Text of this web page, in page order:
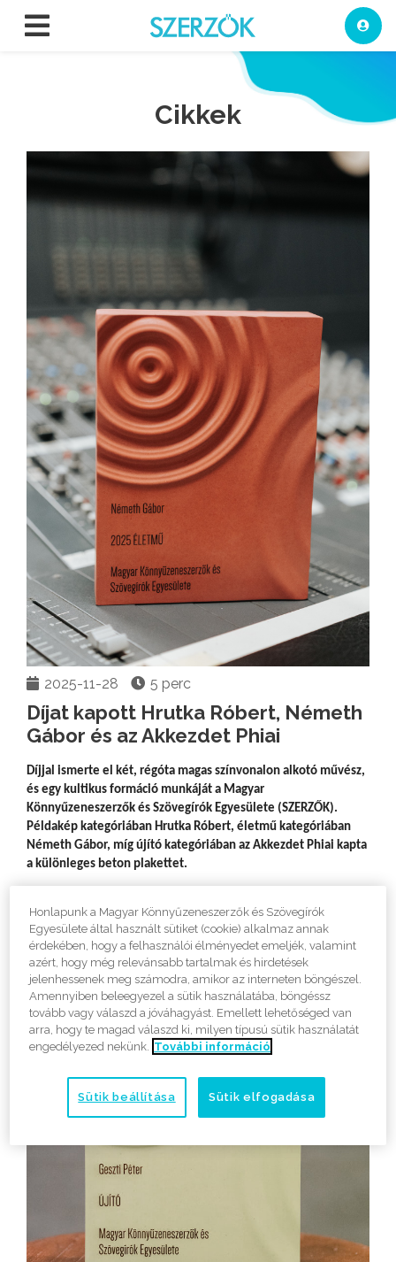
Cikkek
2025-11-28 5 perc
Díjat kapott Hrutka Róbert, Németh
Gábor és az Akkezdet Phiai
Díjjal ismerte el két, régóta magas színvonalon alkotó művész,
és egy kultikus formáció munkáját a Magyar
Könnyűzeneszerzők és Szövegírók Egyesülete (SZERZŐK).
Példakép kategóriában Hrutka Róbert, életmű kategóriában
Németh Gábor, míg újító kategóriában az Akkezdet Phiai kapta
a különleges beton plakettet.
Honlapunk a Magyar Könnyűzeneszerzők és Szövegírók
Egyesülete által használt sütiket (cookie) alkalmaz annak
érdekében, hogy a felhasználói élményedet emeljék, valamint
azért, hogy még relevánsabb tartalmak és hirdetések
jelenhessenek meg számodra, amikor az interneten böngészel.
Amennyiben beleegyezel a sütik használatába, böngéssz
tovább vagy válaszd a jóváhagyást. Emellett lehetőséged van
arra, hogy te magad válaszd ki, milyen típusú sütik használatát
engedélyezed nekünk. További információ
Sütik elfogadása
Sütik beállítása